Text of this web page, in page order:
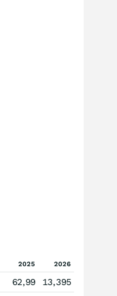
2025 2026
62,99
13,395